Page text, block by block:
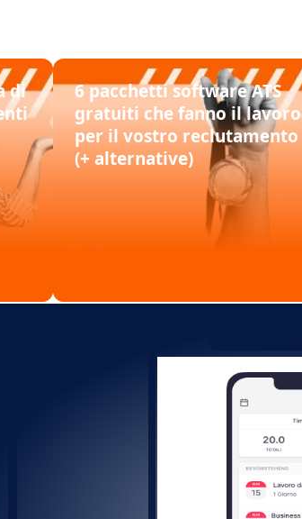
di
6 pacchetti software ATS
gratuiti che fanno il lavoro
per il vostro reclutamento
(+ alternative)